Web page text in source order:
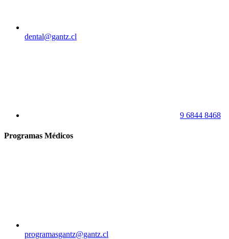
dental@gantz.cl
9 6844 8468
Programas Médicos
programasgantz@gantz.cl